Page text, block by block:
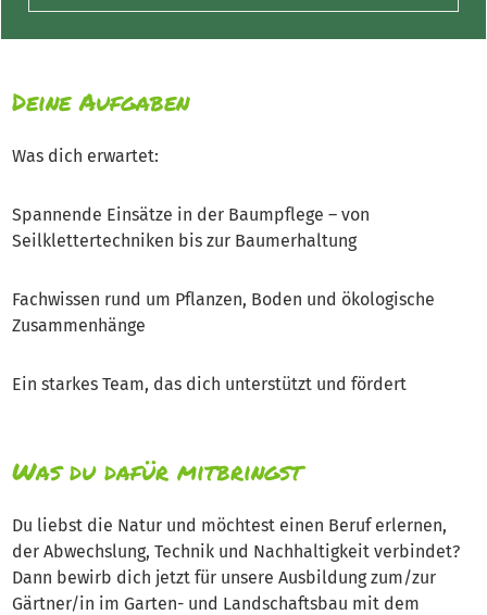
Deine Aufgaben
Was dich erwartet:
Spannende Einsätze in der Baumpflege – von
Seilklettertechniken bis zur Baumerhaltung
Fachwissen rund um Pflanzen, Boden und ökologische
Zusammenhänge
Ein starkes Team, das dich unterstützt und fördert
Was du dafür mitbringst
Du liebst die Natur und möchtest einen Beruf erlernen,
der Abwechslung, Technik und Nachhaltigkeit verbindet?
Dann bewirb dich jetzt für unsere Ausbildung zum/zur
Gärtner/in im Garten- und Landschaftsbau mit dem